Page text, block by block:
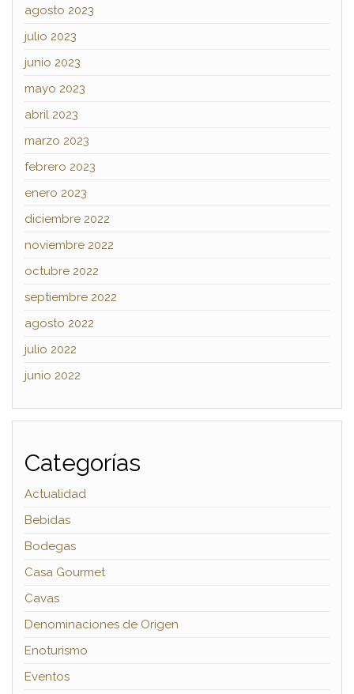
agosto 2023
julio 2023
junio 2023
mayo 2023
abril 2023
marzo 2023
febrero 2023
enero 2023
diciembre 2022
noviembre 2022
octubre 2022
septiembre 2022
agosto 2022
julio 2022
junio 2022
Categorías
Actualidad
Bebidas
Bodegas
Casa Gourmet
Cavas
Denominaciones de Origen
Enoturismo
Eventos